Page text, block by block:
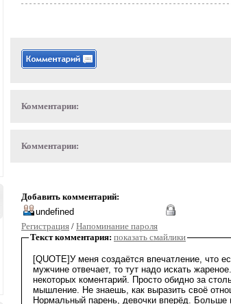
Комментарии:
Комментарии:
Добавить комментарий:
Регистрация / Напоминание пароля
Текст комментария: показать смайлики